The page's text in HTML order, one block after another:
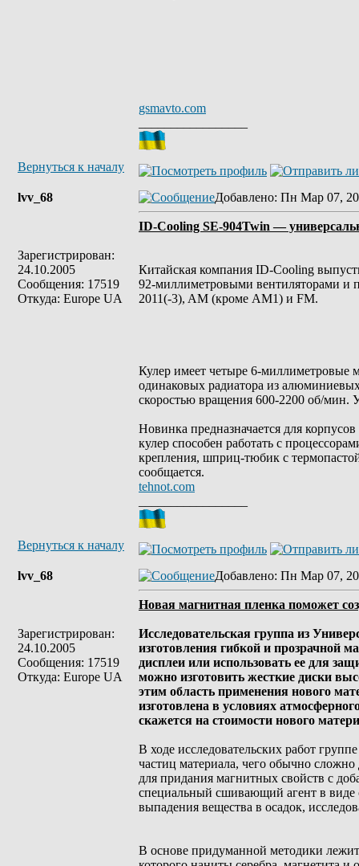
gsmavto.com
Вернуться к началу
lvv_68
Зарегистрирован:
24.10.2005
Сообщения: 17519
Откуда: Europe UA
Добавлено: Пн Мар 07,
ID-Cooling SE-904Twin —
Китайская компания ID-Cooling
92-миллиметровыми вентиляторами и
2011(-3), AM (кроме AM1) и FM.
Кулер имеет четыре 6-миллиметровые
одинаковых радиатора из
скоростью вращения 600-2200 об/мин.
Новинка предназначается для
кулер способен работать с
крепления, шприц-тюбик с
сообщается.
tehnot.com
Вернуться к началу
lvv_68
Зарегистрирован:
24.10.2005
Сообщения: 17519
Откуда: Europe UA
Добавлено: Пн Мар 07,
Новая магнитная пленка поможет
Исследовательская группа из
изготовления гибкой и прозрачной
дисплеи или использовать ее для
можно изготовить жесткие диски
этим область применения нового
изготовлена в условиях
скажется на стоимости нового
В ходе исследовательских работ
частиц материала, чего обычно
для придания магнитных свойств с
специальный сшивающий агент в виде
выпадения вещества в осадок,
В основе придуманной методики